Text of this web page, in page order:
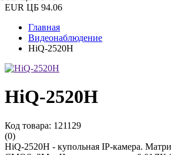
EUR ЦБ 94.06
Главная
Видеонаблюдение
HiQ-2520Н
HiQ-2520Н
Код товара: 121129
(0)
HiQ-2520Н - купольная IP-камера.